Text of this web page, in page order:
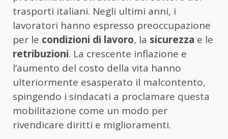
trasporti italiani. Negli ultimi anni, i
lavoratori hanno espresso preoccupazione
per le condizioni di lavoro, la sicurezza e le
retribuzioni. La crescente inflazione e
l’aumento del costo della vita hanno
ulteriormente esasperato il malcontento,
spingendo i sindacati a proclamare questa
mobilitazione come un modo per
rivendicare diritti e miglioramenti.